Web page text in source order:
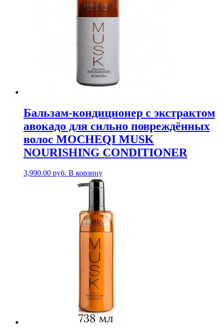
Бальзам-кондиционер с экстрактом
авокадо для сильно повреждённых
волос MOCHEQI MUSK
NOURISHING CONDITIONER
3,990.00 руб. В корзину